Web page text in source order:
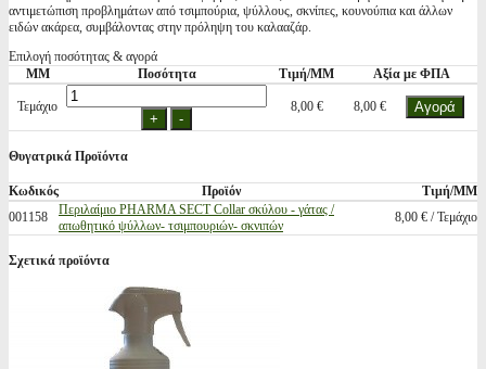
αντιμετώπιση προβλημάτων από τσιμπούρια, ψύλλους, σκνίπες, κουνούπια και άλλων
ειδών ακάρεα, συμβάλοντας στην πρόληψη του καλααζάρ.
Επιλογή ποσότητας & αγορά
ΜΜ
Ποσότητα Τιμή/ΜΜ Αξία με ΦΠΑ
Τεμάχιο 8,00 € 8,00 €
Θυγατρικά Προϊόντα
Κωδικός Προϊόν
Τιμή/ΜΜ
001158
Περιλαίμιο PHARMA SECT Collar σκύλου - γάτας /
απωθητικό ψύλλων- τσιμπουριών- σκνιπών
8,00 € / Τεμάχιο
Σχετικά προϊόντα